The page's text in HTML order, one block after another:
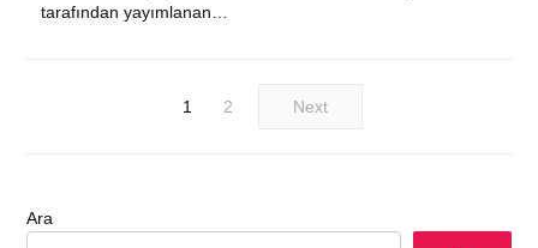
tarafından yayımlanan…
1 2 Next
Ara